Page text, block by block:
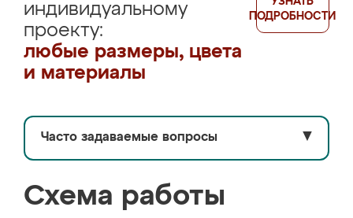
индивидуальному
проекту:
любые размеры, цвета
и материалы
ПОДРОБНОСТИ
Часто задаваемые вопросы ▼
Схема работы